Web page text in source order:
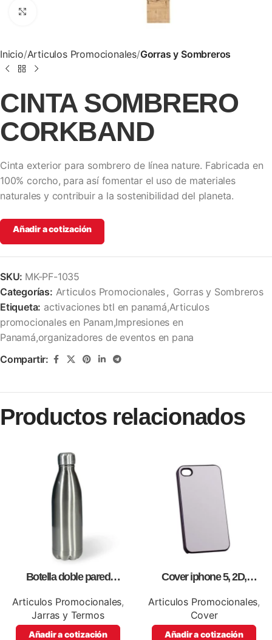
Inicio Articulos Promocionales Gorras y Sombreros
CINTA SOMBRERO
CORKBAND
Cinta exterior para sombrero de línea nature. Fabricada en
100% corcho, para así fomentar el uso de materiales
naturales y contribuir a la sostenibilidad del planeta.
Añadir a cotización
SKU: MK-PF-1035
Categorías: Articulos Promocionales , Gorras y Sombreros
Etiqueta: activaciones btl en panamá,Articulos
promocionales en Panam,Impresiones en
Panamá,organizadores de eventos en pana
Compartir:
Productos relacionados
Botella doble pared
Articulos Promocionales,
Jarras y Termos
Añadir a cotización
Cover iphone 5, 2D,
Articulos Promocionales,
Cover
Añadir a cotización